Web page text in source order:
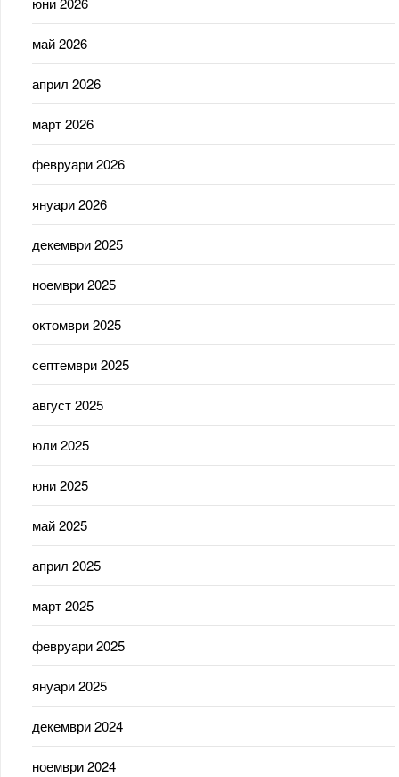
май 2026
април 2026
март 2026
февруари 2026
януари 2026
декември 2025
ноември 2025
октомври 2025
септември 2025
август 2025
юли 2025
юни 2025
май 2025
април 2025
март 2025
февруари 2025
януари 2025
декември 2024
ноември 2024